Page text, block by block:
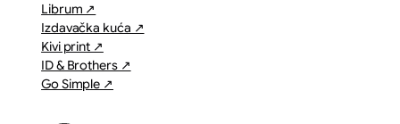
Librum ↗
Izdavačka kuća ↗
Kivi print ↗
ID & Brothers ↗
Go Simple ↗